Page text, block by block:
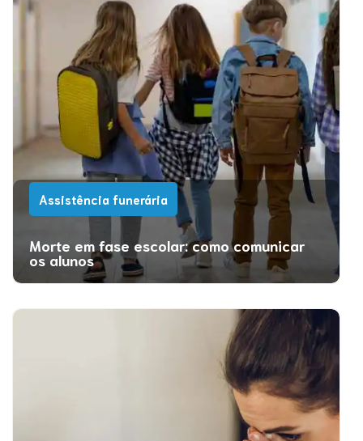
Assistência funerária
Morte em fase escolar: como comunicar
os alunos